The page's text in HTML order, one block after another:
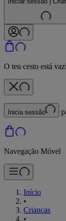
O teu cesto está
Inicia sessão
Navegação Móvel
Início
•
Crianças
•